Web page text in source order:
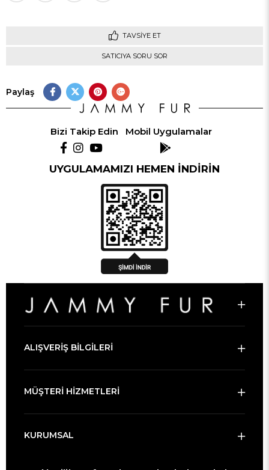
TAVSIYE ET
SATICIYA SORU SOR
Paylaş
Bizi Takip Edin Mobil Uygulamalar
UYGULAMAMIZI HEMEN İNDİRİN
ALIŞVERİŞ BİLGİLERİ
MÜŞTERİ HİZMETLERİ
KURUMSAL